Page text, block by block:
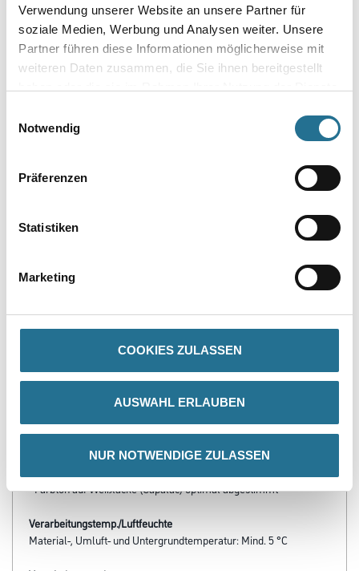
Verwendung unserer Website an unsere Partner für
soziale Medien, Werbung und Analysen weiter. Unsere
Partner führen diese Informationen möglicherweise mit
weiteren Daten zusammen, die Sie ihnen bereitgestellt
Notwendig
Präferenzen
Statistiken
Marketing
COOKIES ZULASSEN
AUSWAHL ERLAUBEN
NUR NOTWENDIGE ZULASSEN
Zur Farbauswahl für Ihren Wunschfarbton
- Hervorragend schleifbar
- Sehr gut deckend / Hohe Kanten­abdeckung
- Sehr gute Haftungseigenschaften
- Thixothrope, tropfgehemmte Viskositätseinstellung
- Blei- und chromatfrei
- Farbton auf Weißlacke (Capalac) optimal abgestimmt
Verarbeitungstemp./Luftfeuchte
Material-, Umluft- und Untergrundtemperatur: Mind. 5 °C